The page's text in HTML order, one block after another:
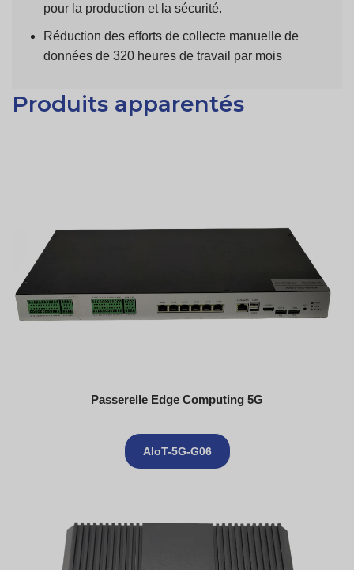
pour la production et la sécurité.
Réduction des efforts de collecte manuelle de
données de 320 heures de travail par mois
Produits apparentés
Passerelle Edge Computing 5G
AIoT-5G-G06